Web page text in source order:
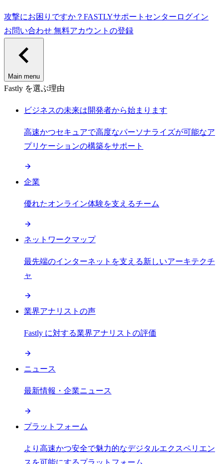
攻撃にお困りですか？ FASTLYサポートセンター ログイン
お問い合わせ 無料アカウントの登録
Main menu
Fastly を選ぶ理由
ビジネスの未来は開発者から始まります
高速かつセキュアで高度なパーソナライズが可能なア
プリケーションの構築をサポート
企業
優れたオンライン体験を支えるチーム
ネットワークマップ
最先端のインターネットを支える新しいアーキテクチ
ャ
業界アナリストの声
Fastly に対する業界アナリストの評価
ニュース
最新情報・企業ニュース
プラットフォーム
より高速かつ安全で魅力的なデジタルエクスペリエン
スを可能にするプラットフォーム